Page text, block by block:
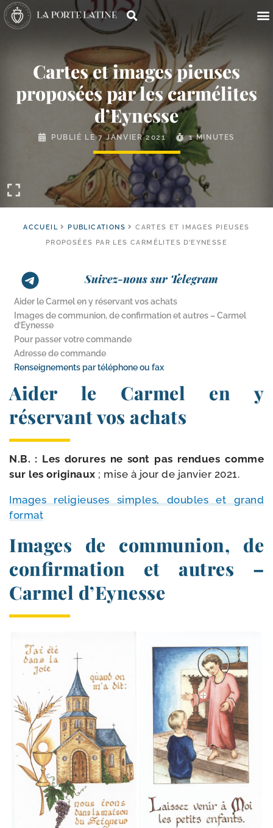
Cartes et images pieuses
proposées par les carmélites
d’Eynesse
PUBLIÉ LE7 JANVIER 2021 1 MINUTES
ACCUEIL PUBLICATIONS
CARTES ET IMAGES PIEUSES
PROPOSÉES PAR LES CARMÉLITES D’EYNESSE
Suivez-nous sur Telegram
Aider le Carmel en y réservant vos achats
Images de communion, de confirmation et autres – Carmel
d’Eynesse
Pour passer votre commande
Adresse de commande
Renseignements par téléphone ou fax
Aider le Carmel en y
réservant vos achats
N.B. : Les dorures ne sont pas ren­dues comme
sur les ori­gi­naux ; mise à jour de jan­vier 2021.
Images reli­gieuses simples, doubles et grand
format
Images de communion, de
confirmation et autres –
Carmel d’Eynesse